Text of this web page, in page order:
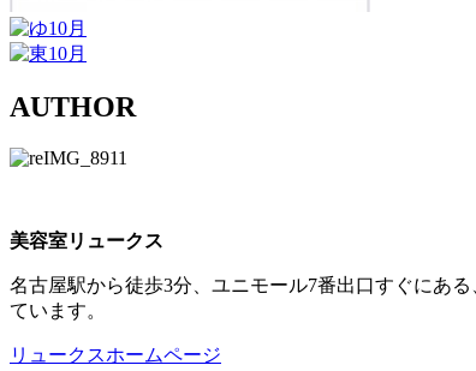
AUTHOR
美容室リュークス
名古屋駅から徒歩3分、ユニモール7番出口すぐにあ
ています。
リュークスホームページ